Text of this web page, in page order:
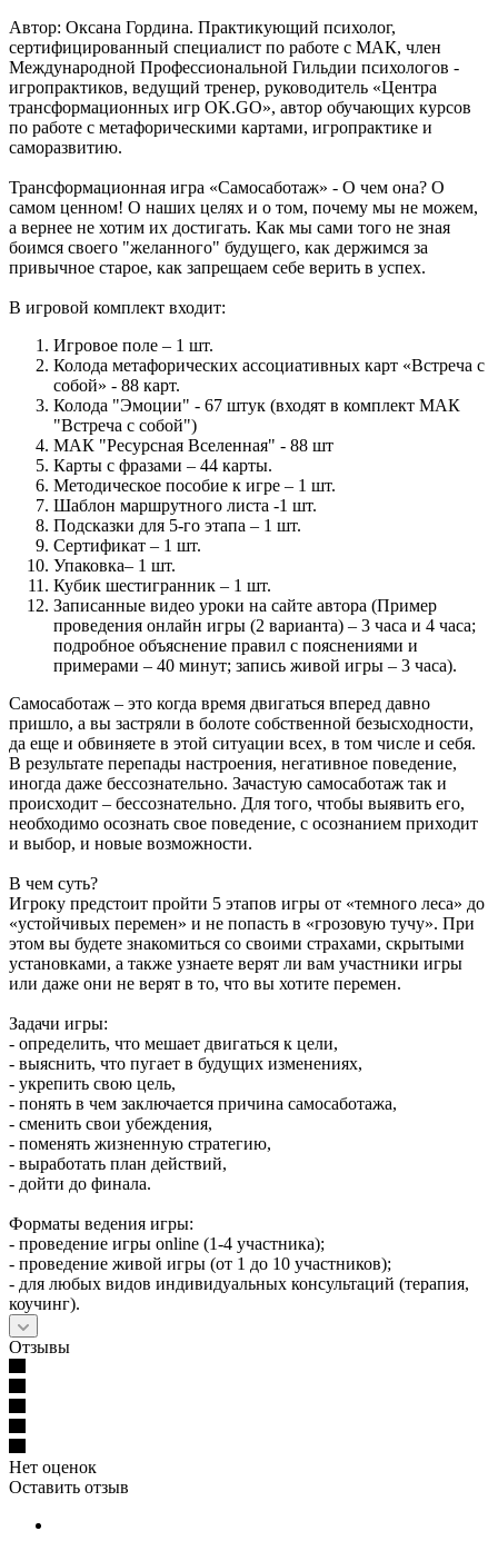
Автор: Оксана Гордина. Практикующий психолог,
сертифицированный специалист по работе с МАК, член
Международной Профессиональной Гильдии психологов -
игропрактиков, ведущий тренер, руководитель «Центра
трансформационных игр OK.GO», автор обучающих курсов
по работе с метафорическими картами, игропрактике и
саморазвитию.
Трансформационная игра «Самосаботаж» - О чем она? О
самом ценном! О наших целях и о том, почему мы не можем,
а вернее не хотим их достигать. Как мы сами того не зная
боимся своего "желанного" будущего, как держимся за
привычное старое, как запрещаем себе верить в успех.
В игровой комплект входит:
Игровое поле – 1 шт.
Колода метафорических ассоциативных карт «Встреча с
собой» - 88 карт.
Колода "Эмоции" - 67 штук (входят в комплект МАК
"Встреча с собой")
МАК "Ресурсная Вселенная" - 88 шт
Карты с фразами – 44 карты.
Методическое пособие к игре – 1 шт.
Шаблон маршрутного листа -1 шт.
Подсказки для 5-го этапа – 1 шт.
Сертификат – 1 шт.
Упаковка– 1 шт.
Кубик шестигранник – 1 шт.
Записанные видео уроки на сайте автора (Пример
проведения онлайн игры (2 варианта) – 3 часа и 4 часа;
подробное объяснение правил с пояснениями и
примерами – 40 минут; запись живой игры – 3 часа).
Самосаботаж – это когда время двигаться вперед давно
пришло, а вы застряли в болоте собственной безысходности,
да еще и обвиняете в этой ситуации всех, в том числе и себя.
В результате перепады настроения, негативное поведение,
иногда даже бессознательно. Зачастую самосаботаж так и
происходит – бессознательно. Для того, чтобы выявить его,
необходимо осознать свое поведение, с осознанием приходит
и выбор, и новые возможности.
В чем суть?
Игроку предстоит пройти 5 этапов игры от «темного леса» до
«устойчивых перемен» и не попасть в «грозовую тучу». При
этом вы будете знакомиться со своими страхами, скрытыми
установками, а также узнаете верят ли вам участники игры
или даже они не верят в то, что вы хотите перемен.
Задачи игры:
- определить, что мешает двигаться к цели,
- выяснить, что пугает в будущих изменениях,
- укрепить свою цель,
- понять в чем заключается причина самосаботажа,
- сменить свои убеждения,
- поменять жизненную стратегию,
- выработать план действий,
- дойти до финала.
Форматы ведения игры:
- проведение игры online (1-4 участника);
- проведение живой игры (от 1 до 10 участников);
- для любых видов индивидуальных консультаций (терапия,
коучинг).
Отзывы
Нет оценок
Оставить отзыв